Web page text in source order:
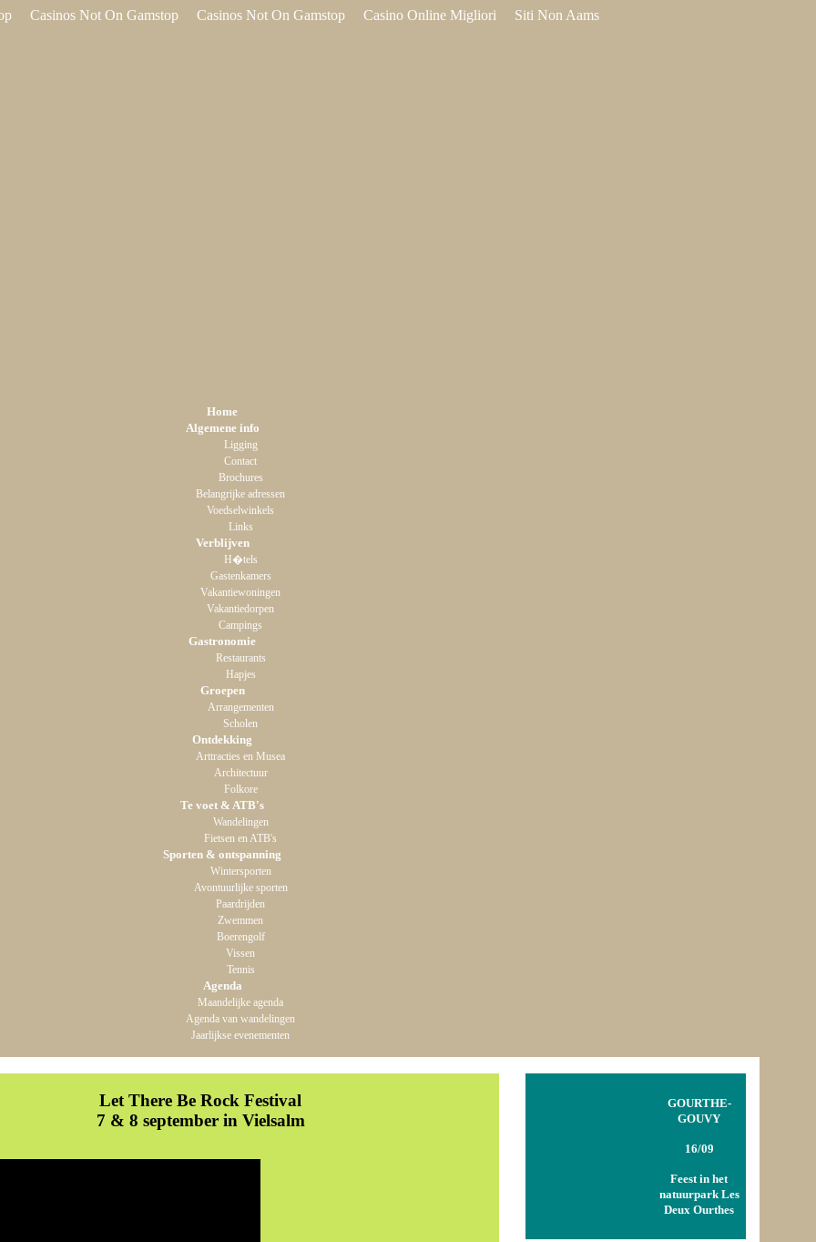
Casinos Not On Gamstop Casinos Not On Gamstop Casino Online Migliori Siti Non Aams
Home
Algemene info
Ligging
Contact
Brochures
Belangrijke adressen
Voedselwinkels
Links
Verblijven
H�tels
Gastenkamers
Vakantiewoningen
Vakantiedorpen
Campings
Gastronomie
Restaurants
Hapjes
Groepen
Arrangementen
Scholen
Ontdekking
Arttracties en Musea
Architectuur
Folkore
Te voet & ATB's
Wandelingen
Fietsen en ATB's
Sporten & ontspanning
Wintersporten
Avontuurlijke sporten
Paardrijden
Zwemmen
Boerengolf
Vissen
Tennis
Agenda
Maandelijke agenda
Agenda van wandelingen
Jaarlijkse evenementen
Let There Be Rock Festival
7 & 8 september in Vielsalm
GOURTHE-
GOUVY
16/09
Feest in het
natuurpark Les
Deux Ourthes